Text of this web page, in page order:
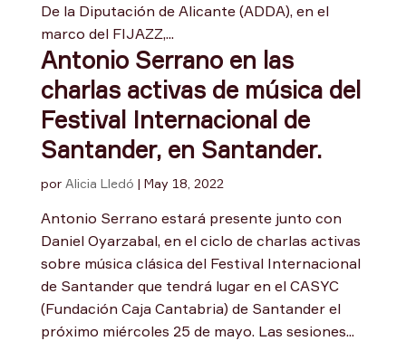
De la Diputación de Alicante (ADDA), en el
marco del FIJAZZ,...
Antonio Serrano en las
charlas activas de música del
Festival Internacional de
Santander, en Santander.
por Alicia Lledó | May 18, 2022
Antonio Serrano estará presente junto con
Daniel Oyarzabal, en el ciclo de charlas activas
sobre música clásica del Festival Internacional
de Santander que tendrá lugar en el CASYC
(Fundación Caja Cantabria) de Santander el
próximo miércoles 25 de mayo. Las sesiones...